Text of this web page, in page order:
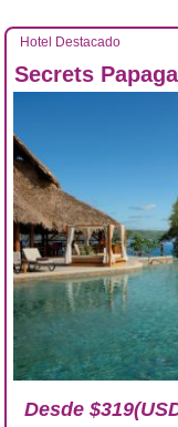
Hotel Destacado
Secrets
Desde